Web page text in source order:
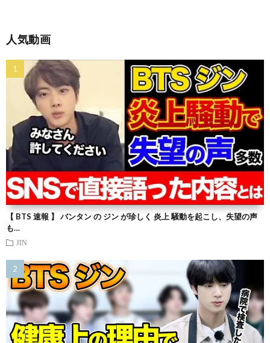
人気動画
【 BTS 速報 】 バンタン の ジン が珍しく 炎上 騒動を起こし、失望の声
も…
JIN